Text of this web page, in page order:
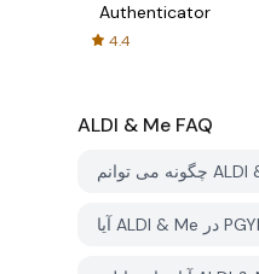
Authenticator
4.4
ALDI & Me FAQ